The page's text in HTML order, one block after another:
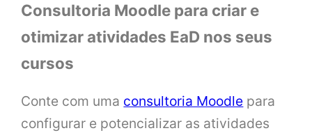
Consultoria Moodle para criar e
otimizar atividades EaD nos seus
cursos
Conte com uma consultoria Moodle para
configurar e potencializar as atividades